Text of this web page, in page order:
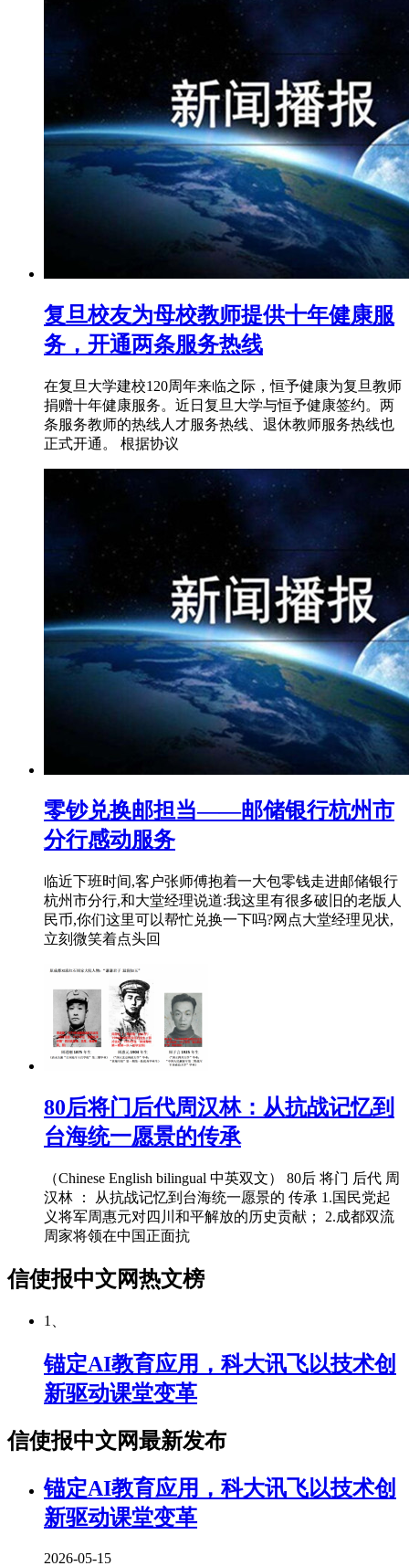
复旦校友为母校教师提供十年健康服
务，开通两条服务热线
在复旦大学建校120周年来临之际，恒予健康为复旦教师
捐赠十年健康服务。近日复旦大学与恒予健康签约。两
条服务教师的热线人才服务热线、退休教师服务热线也
正式开通。 根据协议
零钞兑换邮担当——邮储银行杭州市
分行感动服务
临近下班时间,客户张师傅抱着一大包零钱走进邮储银行
杭州市分行,和大堂经理说道:我这里有很多破旧的老版人
民币,你们这里可以帮忙兑换一下吗?网点大堂经理见状,
立刻微笑着点头回
80后将门后代周汉林：从抗战记忆到
台海统一愿景的传承
（Chinese English bilingual 中英双文） 80后 将门 后代 周
汉林 ： 从抗战记忆到台海统一愿景的 传承 1.国民党起
义将军周惠元对四川和平解放的历史贡献； 2.成都双流
周家将领在中国正面抗
信使报中文网热文榜
1、
锚定AI教育应用，科大讯飞以技术创
新驱动课堂变革
信使报中文网最新发布
锚定AI教育应用，科大讯飞以技术创
新驱动课堂变革
2026-05-15